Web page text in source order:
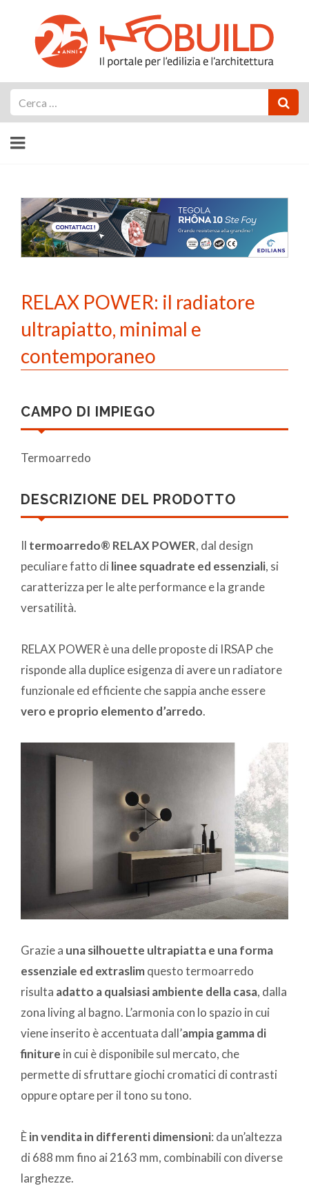
RELAX POWER: il radiatore
ultrapiatto, minimal e
contemporaneo
CAMPO DI IMPIEGO
Termoarredo
DESCRIZIONE DEL PRODOTTO
Il termoarredo® RELAX POWER, dal design
peculiare fatto di linee squadrate ed essenziali, si
caratterizza per le alte performance e la grande
versatilità.
RELAX POWER è una delle proposte di IRSAP che
risponde alla duplice esigenza di avere un radiatore
funzionale ed efficiente che sappia anche essere
vero e proprio elemento d’arredo.
Grazie a una silhouette ultrapiatta e una forma
essenziale ed extraslimquesto termoarredo
risulta adatto a qualsiasi ambiente della casa, dalla
zona living al bagno. L’armonia con lo spazio in cui
viene inserito è accentuata dall’ampia gamma di
finiture in cui è disponibile sul mercato, che
permette di sfruttare giochi cromatici di contrasti
oppure optare per il tono su tono.
Èin vendita in differenti dimensioni: da un’altezza
di 688 mm fino ai 2163 mm, combinabili con diverse
larghezze.